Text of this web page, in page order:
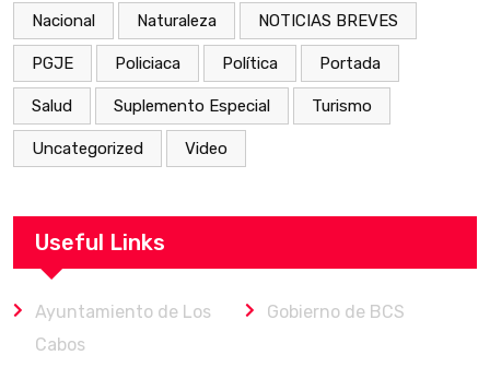
Nacional Naturaleza NOTICIAS BREVES
PGJE Policiaca Política Portada
Salud Suplemento Especial Turismo
Uncategorized Video
Useful Links
Ayuntamiento de Los
Cabos
Gobierno de BCS